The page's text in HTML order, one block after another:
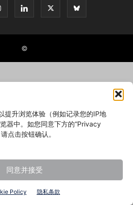
提升浏览体验（例如记录您的IP地
器中。如您同意下方的“Privacy
点击按钮确认。
同意并接受
Policy 隐私条款
©